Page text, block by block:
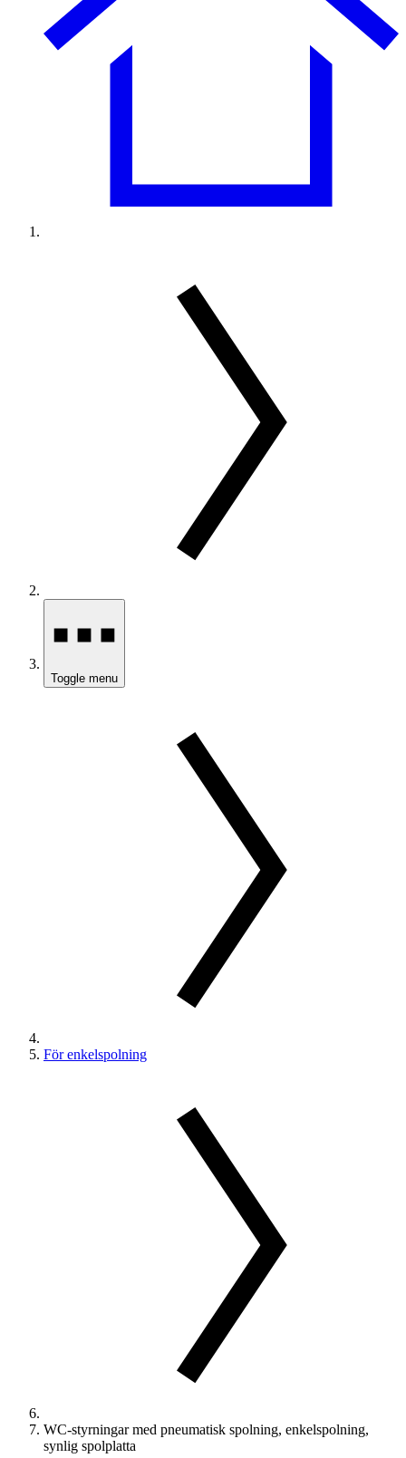
Toggle menu
För enkelspolning
WC-styrningar med pneumatisk spolning, enkelspolning,
synlig spolplatta